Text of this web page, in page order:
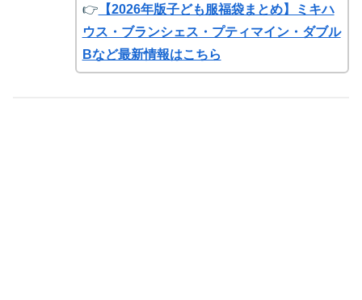
👉 【2026年版子ども服福袋まとめ】ミキハ
ウス・ブランシェス・プティマイン・ダブル
Bなど最新情報はこちら